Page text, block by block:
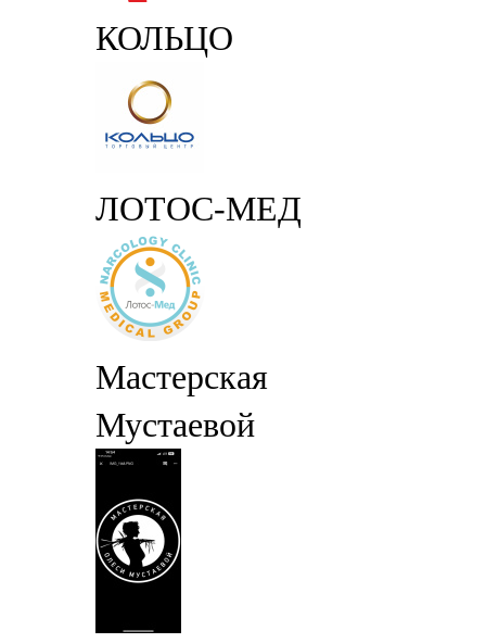
КОЛЬЦО
ЛОТОС-МЕД
Мастерская
Мустаевой